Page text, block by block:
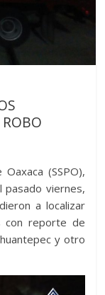
(SSPO),
pasado viernes,
a localizar
con reporte de
y otro